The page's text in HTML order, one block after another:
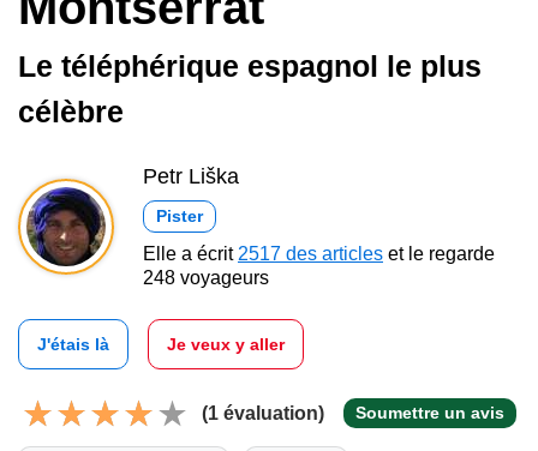
Le téléphérique espagnol le plus
célèbre
Petr Liška
Pister
Elle a écrit 2517 des articles et le regarde
248 voyageurs
J'étais là Je veux y aller
(1 évaluation) Soumettre un avis